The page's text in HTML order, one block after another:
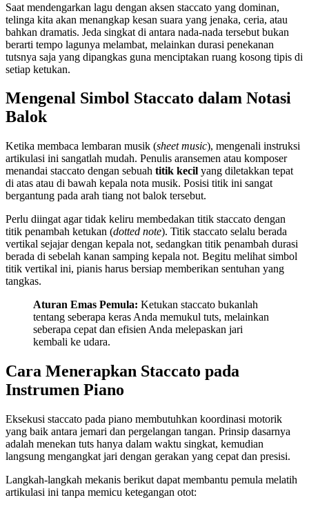
Saat mendengarkan lagu dengan aksen staccato yang dominan,
telinga kita akan menangkap kesan suara yang jenaka, ceria, atau
bahkan dramatis. Jeda singkat di antara nada-nada tersebut bukan
berarti tempo lagunya melambat, melainkan durasi penekanan
tutsnya saja yang dipangkas guna menciptakan ruang kosong tipis di
setiap ketukan.
Mengenal Simbol Staccato dalam Notasi
Balok
Ketika membaca lembaran musik (sheet music), mengenali instruksi
artikulasi ini sangatlah mudah. Penulis aransemen atau komposer
menandai staccato dengan sebuah titik kecil yang diletakkan tepat
di atas atau di bawah kepala nota musik. Posisi titik ini sangat
bergantung pada arah tiang not balok tersebut.
Perlu diingat agar tidak keliru membedakan titik staccato dengan
titik penambah ketukan (dotted note). Titik staccato selalu berada
vertikal sejajar dengan kepala not, sedangkan titik penambah durasi
berada di sebelah kanan samping kepala not. Begitu melihat simbol
titik vertikal ini, pianis harus bersiap memberikan sentuhan yang
tangkas.
Aturan Emas Pemula: Ketukan staccato bukanlah
tentang seberapa keras Anda memukul tuts, melainkan
seberapa cepat dan efisien Anda melepaskan jari
kembali ke udara.
Cara Menerapkan Staccato pada
Instrumen Piano
Eksekusi staccato pada piano membutuhkan koordinasi motorik
yang baik antara jemari dan pergelangan tangan. Prinsip dasarnya
adalah menekan tuts hanya dalam waktu singkat, kemudian
langsung mengangkat jari dengan gerakan yang cepat dan presisi.
Langkah-langkah mekanis berikut dapat membantu pemula melatih
artikulasi ini tanpa memicu ketegangan otot: